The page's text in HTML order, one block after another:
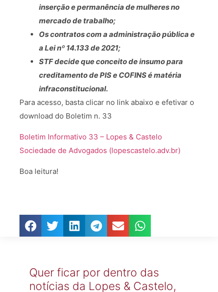
inserção e permanência de mulheres no
mercado de trabalho;
Os contratos com a administração pública e
a Lei nº 14.133 de 2021;
STF decide que conceito de insumo para
creditamento de PIS e COFINS é matéria
infraconstitucional.
Para acesso, basta clicar no link abaixo e efetivar o
download do Boletim n. 33
Boletim Informativo 33 – Lopes & Castelo
Sociedade de Advogados (lopescastelo.adv.br)
Boa leitura!
Quer ficar por dentro das
notícias da Lopes & Castelo,